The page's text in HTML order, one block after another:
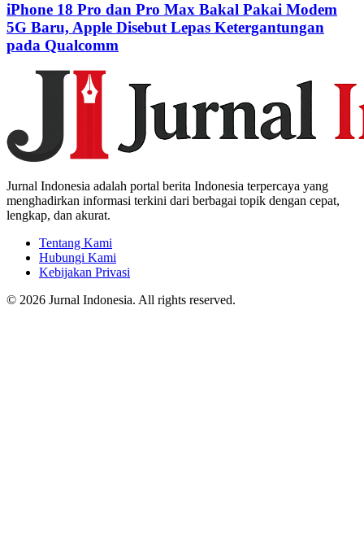
iPhone 18 Pro dan Pro Max Bakal Pakai Modem
5G Baru, Apple Disebut Lepas Ketergantungan
pada Qualcomm
Jurnal Indonesia adalah portal berita Indonesia terpercaya yang
menghadirkan informasi terkini dari berbagai topik dengan cepat,
lengkap, dan akurat.
Tentang Kami
Hubungi Kami
Kebijakan Privasi
© 2026 Jurnal Indonesia. All rights reserved.